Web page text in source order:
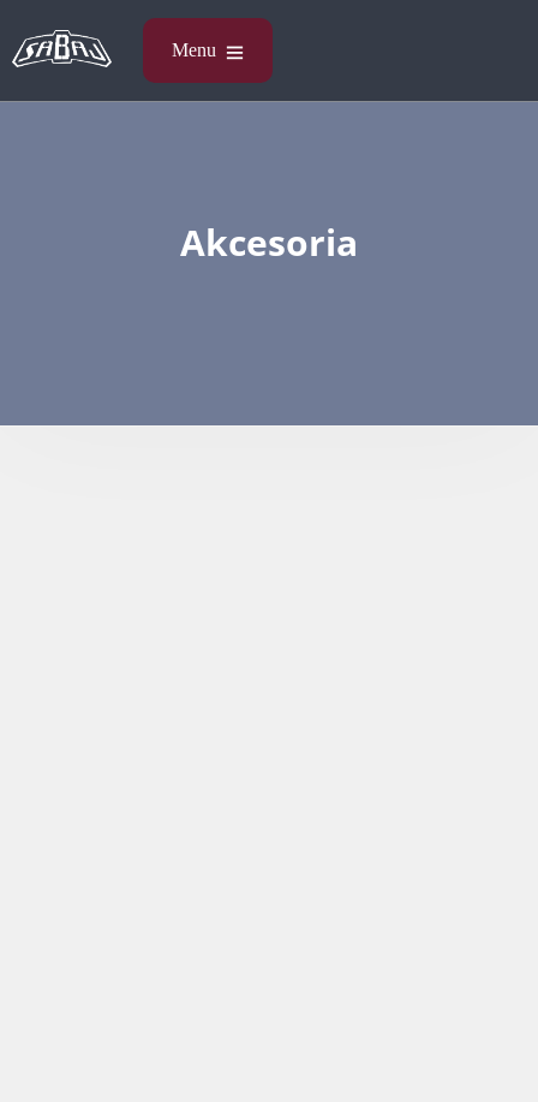
Akcesoria